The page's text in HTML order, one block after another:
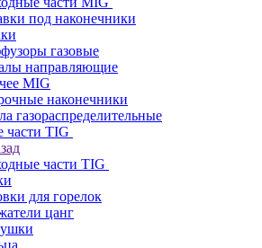
под наконечники
газовые
направляющие
MIG
наконечники
газораспределительные
части TIG
части TIG
для горелок
цанг